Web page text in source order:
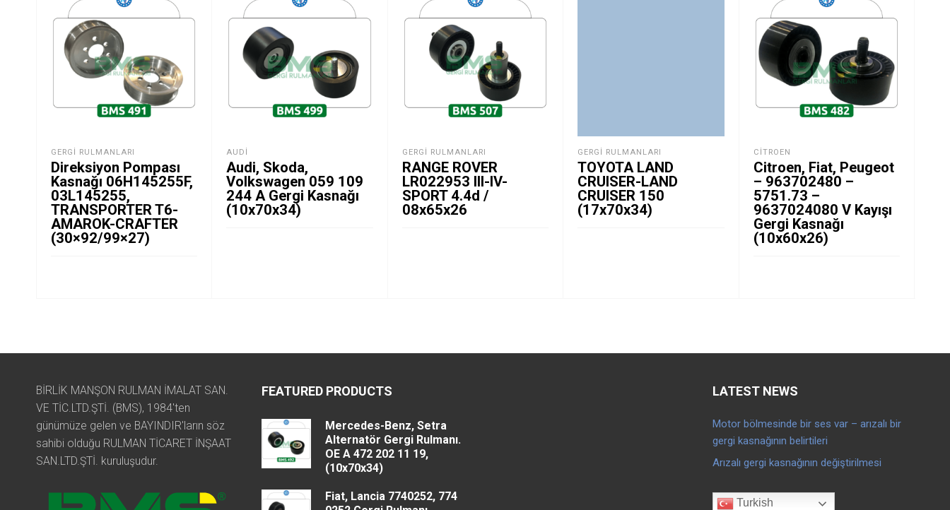
GERGI RULMANLARI
Direksiyon Pompası
Kasnağı 06H145255F,
03L145255,
TRANSPORTER T6-
AMAROK-CRAFTER
(30×92/99×27)
AUDI
Audi, Skoda,
Volkswagen 059 109
244 A Gergi Kasnağı
(10x70x34)
GERGI RULMANLARI
RANGE ROVER
LR022953 III-IV-
SPORT 4.4d /
08x65x26
GERGI RULMANLARI
TOYOTA LAND
CRUISER-LAND
CRUISER 150
(17x70x34)
CITROEN
Citroen, Fiat, Peugeot
– 963702480 –
5751.73 –
9637024080 V Kayışı
Gergi Kasnağı
(10x60x26)
BİRLİK MANŞON RULMAN İMALAT SAN.
VE TİC.LTD.ŞTİ. (BMS), 1984'ten
günümüze gelen ve BAYINDIR'ların söz
sahibi olduğu RULMAN TİCARET İNŞAAT
SAN.LTD.ŞTİ. kuruluşudur.
FEATURED PRODUCTS
Mercedes-Benz, Setra
Alternatör Gergi Rulmanı.
OE A 472 202 11 19,
(10x70x34)
Fiat, Lancia 7740252, 774
LATEST NEWS
Motor bölmesinde bir ses var – arızalı bir
gergi kasnağının belirtileri
Arızalı gergi kasnağının değiştirilmesi
Turkish